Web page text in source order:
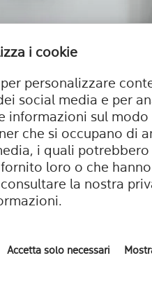
i cookie
personalizzare
social media e per
informazioni sul
che si occupano di
i quali
loro o che
la nostra
Accetta solo necessari